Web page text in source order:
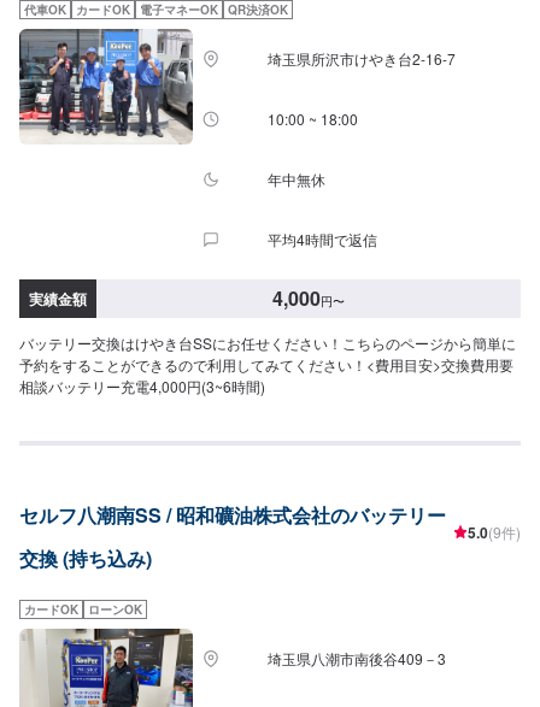
代車OK カードOK 電子マネーOK QR決済OK
埼玉県所沢市けやき台2-16-7
10:00 ~ 18:00
年中無休
平均4時間で返信
実績金額 4,000円〜
バッテリー交換はけやき台SSにお任せください！こちらのページから簡単に
予約をすることができるので利用してみてください！<費用目安>交換費用要
相談バッテリー充電4,000円(3~6時間)
セルフ八潮南SS / 昭和礦油株式会社のバッテリー
交換 (持ち込み)
5.0(9件)
カードOK ローンOK
埼玉県八潮市南後谷409－3